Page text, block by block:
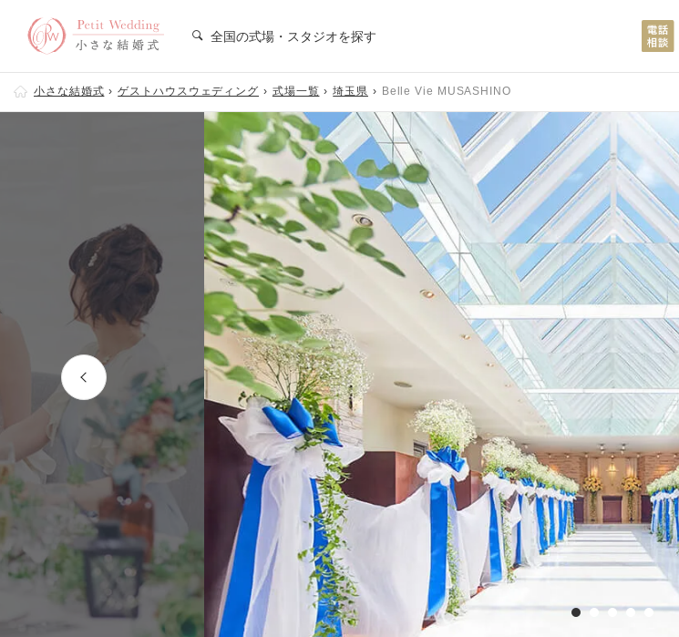
全国の式場・スタジオを探す
小さな結婚式 ゲストハウスウェディング 式場一覧 埼玉県 Belle Vie MUSASHINO